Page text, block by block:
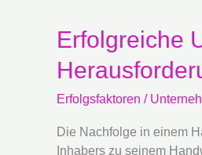
Erfolgreiche
Erfolgsfaktoren /
Die Nachfolge in einem
Inhabers zu seinem
Erfolgreiche
Unternehmensnachfolge
im
Besondere
Erfolgsfaktoren
und